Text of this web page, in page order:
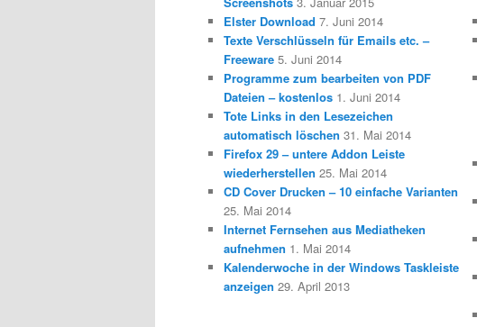
Elster Download 7. Juni 2014
Texte Verschlüsseln für Emails etc. –
Freeware 5. Juni 2014
Programme zum bearbeiten von PDF
Dateien – kostenlos 1. Juni 2014
Tote Links in den Lesezeichen
automatisch löschen 31. Mai 2014
Firefox 29 – untere Addon Leiste
wiederherstellen 25. Mai 2014
CD Cover Drucken – 10 einfache Varianten
25. Mai 2014
Internet Fernsehen aus Mediatheken
aufnehmen 1. Mai 2014
Kalenderwoche in der Windows Taskleiste
anzeigen 29. April 2013